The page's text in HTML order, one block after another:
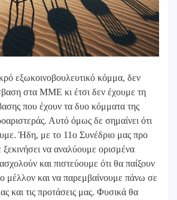
εξωκοινοβουλευτικό κόμμα, δεν
στα ΜΜΕ κι έτσι δεν έχουμε τη
που έχουν τα δυο κόμματα της
Αυτό όμως δε σημαίνει ότι
Ήδη, με το 11ο Συνέδριο μας προ
να αναλύουμε ορισμένα
και πιστεύουμε ότι θα παίξουν
μέλλον και να παρεμβαίνουμε πάνω σε
και τις προτάσεις μας. Φυσικά θα